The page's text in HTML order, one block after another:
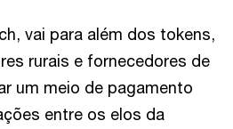
vai para além dos tokens,
rurais e fornecedores de
um meio de pagamento
entre os elos da